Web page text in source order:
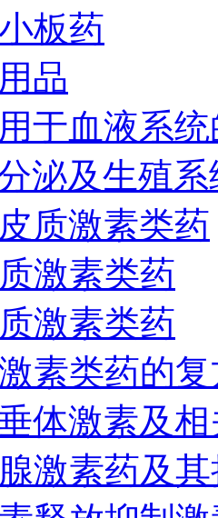
板药
品
于血液系
泌及生殖
质激素类药
激素类药
激素类药
素类药的
体激素及
激素药及